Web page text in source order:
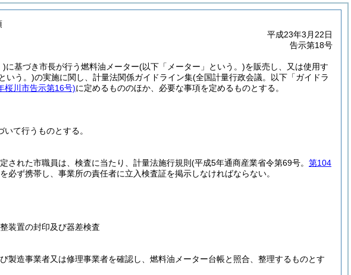
平成23年3月22日
告示第18号
)に基づき市長が行う燃料油メーター(以下「メーター」という。)を販売し、又は使用す
いう。)の実施に関し、計量法関係ガイドライン集(全国計量行政会議。以下「ガイドラ
桜川市告示第16号)に定めるもののほか、必要な事項を定めるものとする。
いて行うものとする。
された市職員は、検査に当たり、計量法施行規則(平成5年通商産業省令第69号。 第104
を必ず携帯し、事業所の責任者に立入検査証を掲示しなければならない。
装置の封印及び器差検査
製造事業者又は修理事業者を確認し、燃料油メーター台帳と照合、整理するものとす